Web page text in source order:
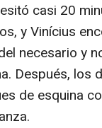
casi 20
y Vinícius
necesario y
Después, los
de esquina